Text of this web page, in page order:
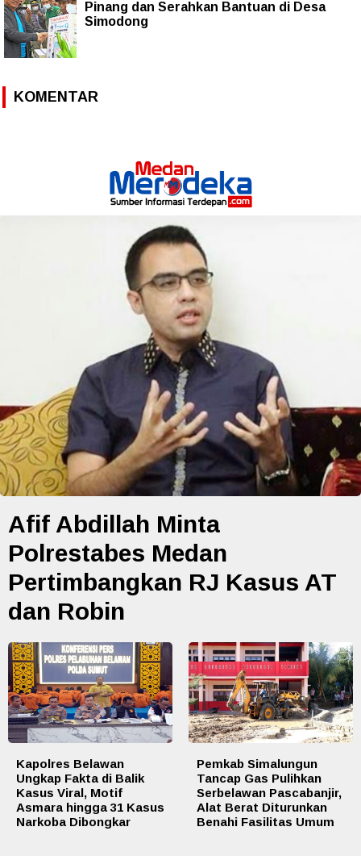
Pinang dan Serahkan Bantuan di Desa
Simodong
KOMENTAR
Afif Abdillah Minta
Polrestabes Medan
Pertimbangkan RJ Kasus AT
dan Robin
Kapolres Belawan
Ungkap Fakta di Balik
Kasus Viral, Motif
Asmara hingga 31 Kasus
Narkoba Dibongkar
Pemkab Simalungun
Tancap Gas Pulihkan
Serbelawan Pascabanjir,
Alat Berat Diturunkan
Benahi Fasilitas Umum